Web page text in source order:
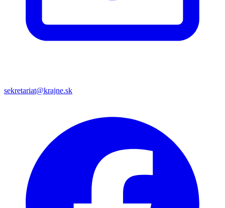
sekretariat@krajne.sk